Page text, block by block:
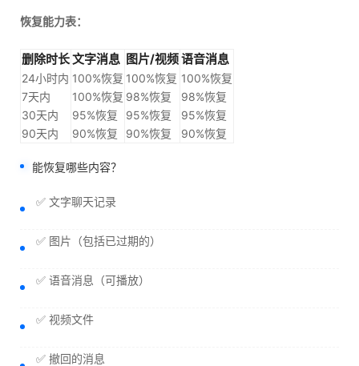
恢复能力表：
删除时长文字消息 图片/视频语音消息
24小时内 100%恢复 100%恢复 100%恢复
7天内
100%恢复 98%恢复
98%恢复
30天内
95%恢复 95%恢复
95%恢复
90天内
90%恢复 90%恢复 90%恢复
能恢复哪些内容？
✅ 文字聊天记录
✅ 图片（包括已过期的）
✅ 语音消息（可播放）
✅ 视频文件
✅ 撤回的消息